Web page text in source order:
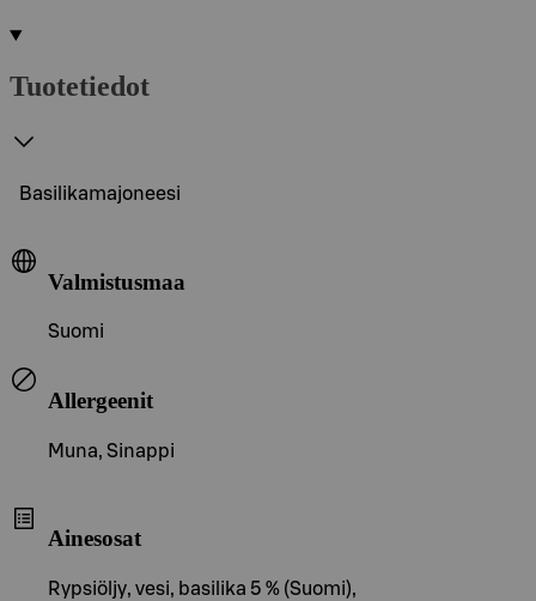
Tuotetiedot
Basilikamajoneesi
Valmistusmaa
Suomi
Allergeenit
Muna, Sinappi
Ainesosat
Rypsiöljy, vesi, basilika 5 % (Suomi),